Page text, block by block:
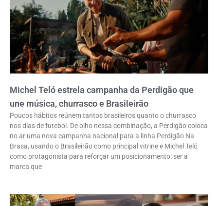
Michel Teló estrela campanha da Perdigão que
une música, churrasco e Brasileirão
Poucos hábitos reúnem tantos brasileiros quanto o churrasco
nos dias de futebol. De olho nessa combinação, a Perdigão coloca
no ar uma nova campanha nacional para a linha Perdigão Na
Brasa, usando o Brasileirão como principal vitrine e Michel Teló
como protagonista para reforçar um posicionamento: ser a
marca que